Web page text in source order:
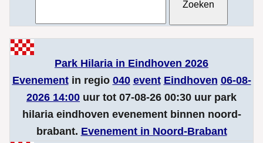
Park Hilaria in Eindhoven 2026
Evenementin regio 040 event Eindhoven 06-08-
2026 14:00 uur tot 07-08-26 00:30 uur park
hilaria eindhoven evenement binnen noord-
brabant. Evenement in Noord-Brabant